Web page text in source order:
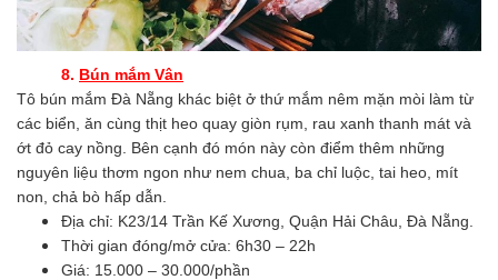
8. Bún mắm Vân
Tô bún mắm Đà Nẵng khác biệt ở thứ mắm nêm mặn mòi làm từ
các biển, ăn cùng thịt heo quay giòn rụm, rau xanh thanh mát và
ớt đỏ cay nồng. Bên cạnh đó món này còn điểm thêm những
nguyên liệu thơm ngon như nem chua, ba chỉ luộc, tai heo, mít
non, chả bò hấp dẫn.
Địa chỉ: K23/14 Trần Kế Xương, Quận Hải Châu, Đà Nẵng.
Thời gian đóng/mở cửa: 6h30 – 22h
Giá: 15.000 – 30.000/phần